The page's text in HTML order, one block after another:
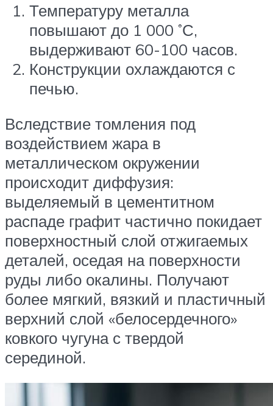
Температуру металла
повышают до 1 000 ˚С,
выдерживают 60-100 часов.
Конструкции охлаждаются с
печью.
Вследствие томления под
воздействием жара в
металлическом окружении
происходит диффузия:
выделяемый в цементитном
распаде графит частично покидает
поверхностный слой отжигаемых
деталей, оседая на поверхности
руды либо окалины. Получают
более мягкий, вязкий и пластичный
верхний слой «белосердечного»
ковкого чугуна с твердой
серединой.